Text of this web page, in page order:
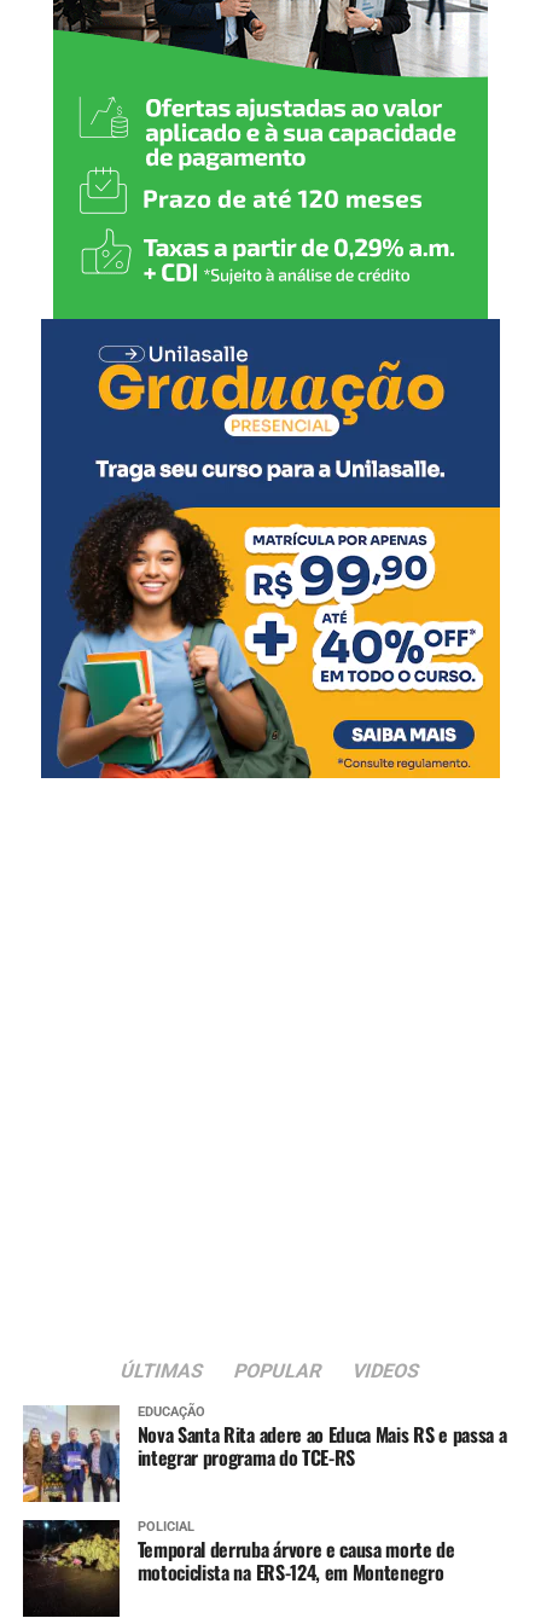
Pólio (1ª dose)
Pneumocócica (1ª dose)
Rotavírus (1ª dose)
3 meses
Meningocócica C (1ª dose)
4 meses:
Pentavalente (2ª dose)
Pólio (2ª dose)
Pneumocócica (2ª dose)
5 meses:
Meningocócica C (2ª dose)
6 meses:
Pentavalente (3ª dose)
Pólio (3ª dose)
Influenza
Covid-19 (1ª dose)
Pólio (1ª dose reforço)
Tríplice viral (2ª dose)
Varicela (1ª dose)
Hepatite A (1ª dose)
4 anos:
Tríplice bacteriana – DTP (2ª dose reforço)
ÚLTIMAS POPULAR VIDEOS
EDUCAÇÃO
Nova Santa Rita adere ao Educa Mais RS e passa a
integrar programa do TCE-RS
POLICIAL
Temporal derruba árvore e causa morte de
motociclista na ERS-124, em Montenegro